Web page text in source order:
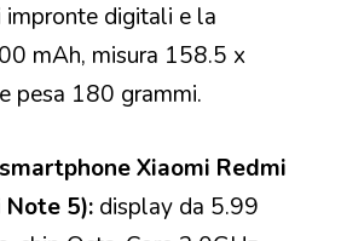
digitali e la
mAh, misura 158.5 x
pesa 180 grammi.
Xiaomi Redmi
5): display da 5.99